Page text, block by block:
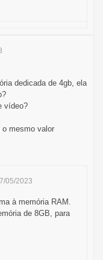
dedicada de 4gb, ela
vídeo?
o mesmo valor
05/2023
à memória RAM.
de 8GB, para